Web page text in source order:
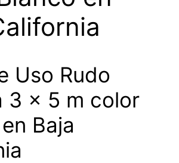
Uso Rudo
3 x 5 m color
Baja